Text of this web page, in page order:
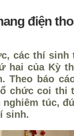
điện
các thí sinh
hai của Kỳ
Theo báo
chức coi thi
túc,
sinh.